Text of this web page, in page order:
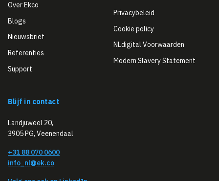
Over Ekco
Blogs
Nieuwsbrief
Referenties
Support
Privacybeleid
Cookie policy
NLdigital Voorwaarden
Modern Slavery Statement
Blijf in contact
Landjuweel 20,
3905 PG, Veenendaal
+31 88 070 0600
info_nl@ek.co